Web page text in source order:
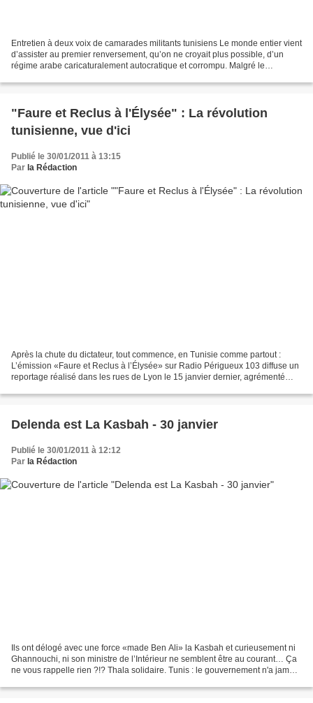
Entretien à deux voix de camarades militants tunisiens Le monde entier vient
d’assister au premier renversement, qu’on ne croyait plus possible, d’un
régime arabe caricaturalement autocratique et corrompu. Malgré le
"Faure et Reclus à l'Élysée" : La révolution
tunisienne, vue d'ici
Publié le 30/01/2011 à 13:15
Par la Rédaction
Après la chute du dictateur, tout commence, en Tunisie comme partout :
L’émission «Faure et Reclus à l’Élysée» sur Radio Périgueux 103 diffuse un
reportage réalisé dans les rues de Lyon le 15 janvier dernier, agrémenté
Delenda est La Kasbah - 30 janvier
Publié le 30/01/2011 à 12:12
Par la Rédaction
Ils ont délogé avec une force «made Ben Ali» la Kasbah et curieusement ni
Ghannouchi, ni son ministre de l’Intérieur ne semblent être au courant… Ça
ne vous rappelle rien ?!? Thala solidaire. Tunis : le gouvernement n'a jamais